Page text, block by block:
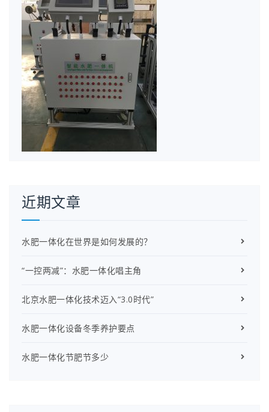
近期文章
水肥一体化在世界是如何发展的？
“一控两减”：水肥一体化唱主角
北京水肥一体化技术迈入“3.0时代”
水肥一体化设备冬季养护要点
水肥一体化节肥节多少